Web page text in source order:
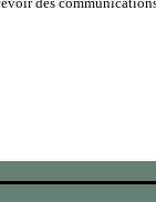
des